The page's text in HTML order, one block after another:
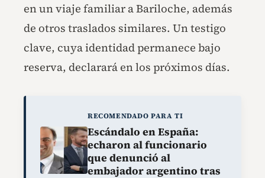
en un viaje familiar a Bariloche, además
de otros traslados similares. Un testigo
clave, cuya identidad permanece bajo
reserva, declarará en los próximos días.
RECOMENDADO PARA TI
Escándalo en España:
echaron al funcionario
que denunció al
embajador argentino tras